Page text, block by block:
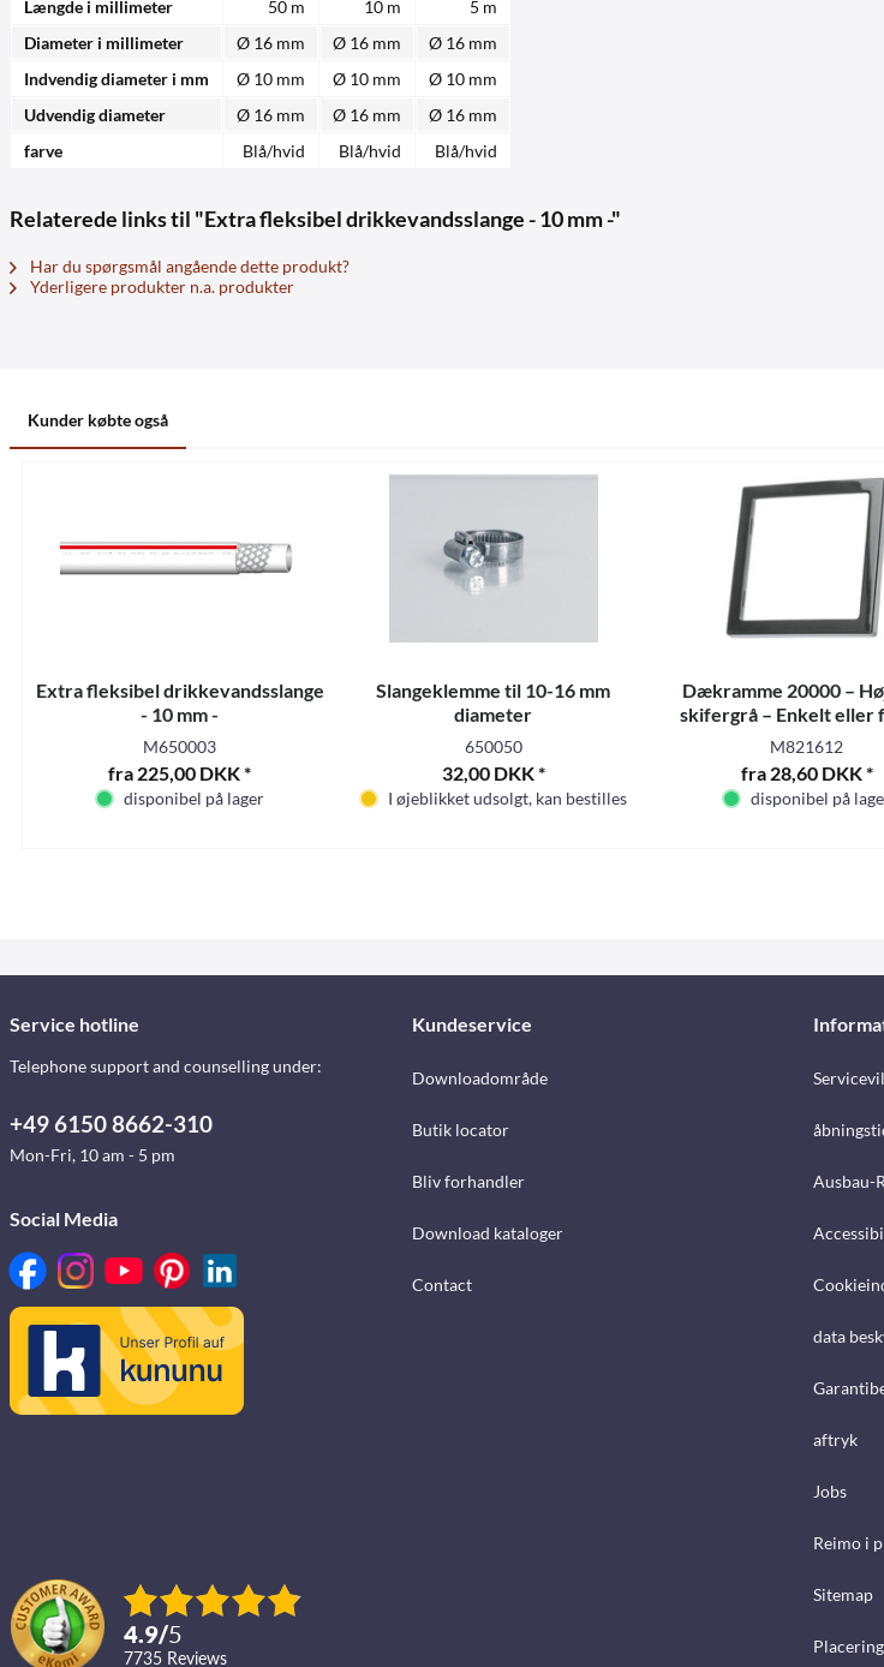
Længde i millimeter
50 m 10 m
5 m
Diameter i millimeter
Ø 16 mm Ø 16 mm
Ø 16 mm
Indvendig diameter i mm
Ø 10 mm Ø 10 mm
Ø 10 mm
Udvendig diameter
Ø 16 mm Ø 16 mm
Ø 16 mm
farve
Blå/hvid Blå/hvid Blå/hvid
Relaterede links til "Extra fleksibel drikkevandsslange - 10 mm -"
Har du spørgsmål angående dette produkt?
Yderligere produkter n.a. produkter
Kunder købte også
Extra fleksibel drikkevandsslange
- 10 mm -
M650003
fra 225,00 DKK *
disponibel på lager
Slangeklemme til 10-16 mm
diameter
650050
32,00 DKK *
I øjeblikket udsolgt, kan bestilles
Dækramme 20000 –
skifergrå – Enkelt eller
Selvbetjeningsemballage
M821612
fra 28,60 DKK *
disponibel på
Service hotline
Telephone support and counselling under:
+49 6150 8662-310
Mon-Fri, 10 am - 5 pm
Social Media
4.9/5
7735 reviews
Kundeservice
Downloadområde
Butik locator
Bliv forhandler
Download kataloger
Contact
Ausbau-
data
aftryk
Jobs
Reimo i
Sitemap